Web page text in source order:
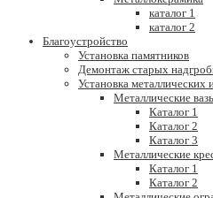
каталог 1
каталог 2
Благоустройство
Установка памятников
Демонтаж старых
Установка металлических
Металлические
Каталог 1
Каталог 2
Каталог 3
Металлические
Каталог 1
Каталог 2